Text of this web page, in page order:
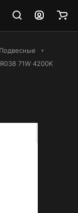
Подвесные
71W 4200K